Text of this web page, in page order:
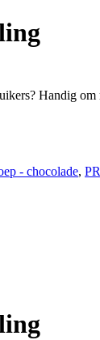
Handig om
- chocolade,